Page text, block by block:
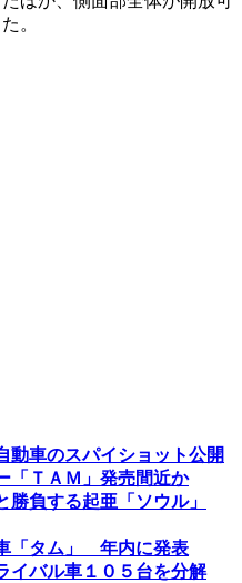
。
動車のスパイショット公開
「ＴＡＭ」発売間近か
勝負する起亜「ソウル」
「タム」 年内に発表
イバル車１０５台を分解